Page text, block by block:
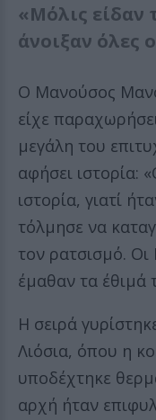
«Μόλις είδαν
άνοιξαν όλες
Ο Μανούσος
είχε
μεγάλη του
αφήσει ιστορία:
ιστορία, γιατί
τόλμησε να
τον ρατσισμό.
έμαθαν τα έθιμά
Η σειρά
Λιόσια, όπου η
υποδέχτηκε
αρχή ήταν